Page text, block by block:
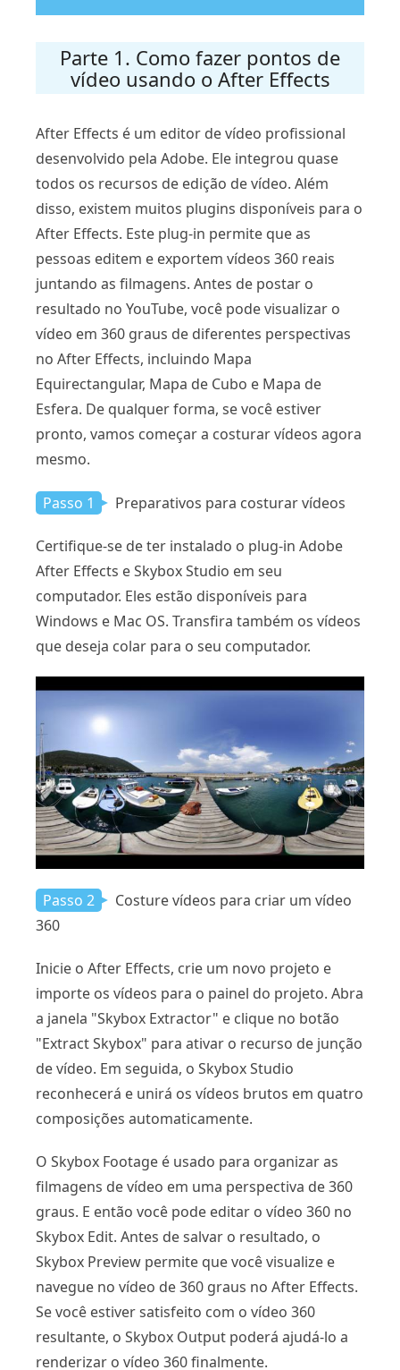
Parte 1. Como fazer pontos de
vídeo usando o After Effects
After Effects é um editor de vídeo profissional
desenvolvido pela Adobe. Ele integrou quase
todos os recursos de edição de vídeo. Além
disso, existem muitos plugins disponíveis para o
After Effects. Este plug-in permite que as
pessoas editem e exportem vídeos 360 reais
juntando as filmagens. Antes de postar o
resultado no YouTube, você pode visualizar o
vídeo em 360 graus de diferentes perspectivas
no After Effects, incluindo Mapa
Equirectangular, Mapa de Cubo e Mapa de
Esfera. De qualquer forma, se você estiver
pronto, vamos começar a costurar vídeos agora
mesmo.
Passo 1 Preparativos para costurar vídeos
Certifique-se de ter instalado o plug-in Adobe
After Effects e Skybox Studio em seu
computador. Eles estão disponíveis para
Windows e Mac OS. Transfira também os vídeos
que deseja colar para o seu computador.
Passo 2
Costure vídeos para criar um vídeo
360
Inicie o After Effects, crie um novo projeto e
importe os vídeos para o painel do projeto. Abra
a janela "Skybox Extractor" e clique no botão
"Extract Skybox" para ativar o recurso de junção
de vídeo. Em seguida, o Skybox Studio
reconhecerá e unirá os vídeos brutos em quatro
composições automaticamente.
O Skybox Footage é usado para organizar as
filmagens de vídeo em uma perspectiva de 360 ​​
graus. E então você pode editar o vídeo 360 no
Skybox Edit. Antes de salvar o resultado, o
Skybox Preview permite que você visualize e
navegue no vídeo de 360 ​​graus no After Effects.
Se você estiver satisfeito com o vídeo 360
resultante, o Skybox Output poderá ajudá-lo a
renderizar o vídeo 360 finalmente.